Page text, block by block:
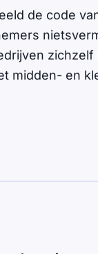
de code
midden- en